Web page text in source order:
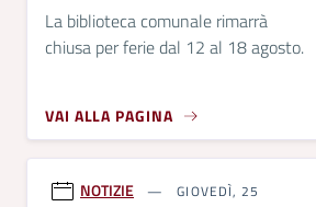
La biblioteca comunale rimarrà
chiusa per ferie dal 12 al 18 agosto.
VAI ALLA PAGINA
NOTIZIE
GIOVEDÌ, 25